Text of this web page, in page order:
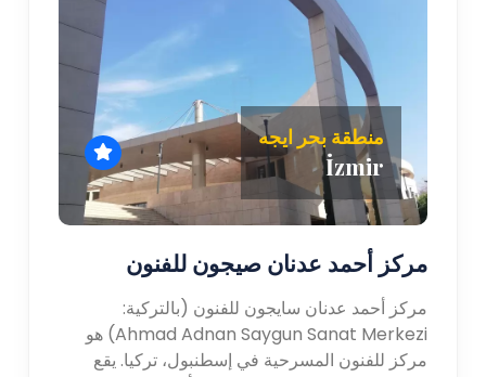
منطقة بحر ايجه
İzmir
مركز أحمد عدنان صيجون للفنون
مركز أحمد عدنان سايجون للفنون (بالتركية:
Ahmad Adnan Saygun Sanat Merkezi) هو
مركز للفنون المسرحية في إسطنبول، تركيا. يقع